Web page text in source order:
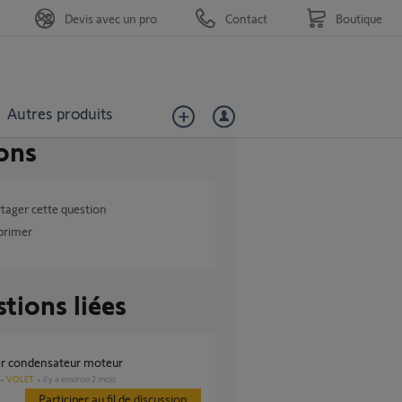
Autres produits
Devis avec un pro Contact Boutique
cette question
liées
condensateur moteur
VOLET il y a environ 2 mois
Participer au fil de discussion